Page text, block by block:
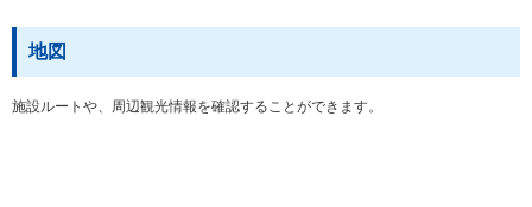
地図
施設ルートや、周辺観光情報を確認することができます。